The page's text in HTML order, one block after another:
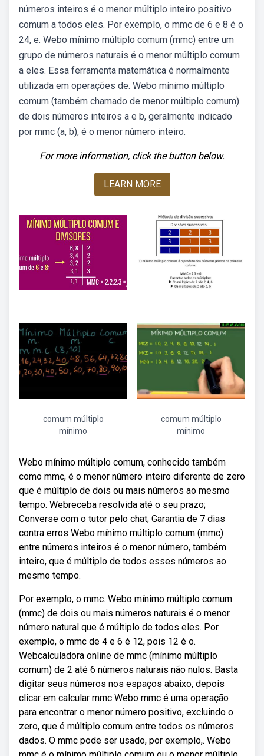
números inteiros é o menor múltiplo inteiro positivo
comum a todos eles. Por exemplo, o mmc de 6 e 8 é o
24, e. Webo mínimo múltiplo comum (mmc) entre um
grupo de números naturais é o menor múltiplo comum
a eles. Essa ferramenta matemática é normalmente
utilizada em operações de. Webo mínimo múltiplo
comum (também chamado de menor múltiplo comum)
de dois números inteiros a e b, geralmente indicado
por mmc (a, b), é o menor número inteiro.
For more information, click the button below.
LEARN MORE
comum múltiplo
mínimo
comum múltiplo
mínimo
Webo mínimo múltiplo comum, conhecido também
como mmc, é o menor número inteiro diferente de zero
que é múltiplo de dois ou mais números ao mesmo
tempo. Webreceba resolvida até o seu prazo;
Converse com o tutor pelo chat; Garantia de 7 dias
contra erros Webo mínimo múltiplo comum (mmc)
entre números inteiros é o menor número, também
inteiro, que é múltiplo de todos esses números ao
mesmo tempo.
Por exemplo, o mmc. Webo mínimo múltiplo comum
(mmc) de dois ou mais números naturais é o menor
número natural que é múltiplo de todos eles. Por
exemplo, o mmc de 4 e 6 é 12, pois 12 é o.
Webcalculadora online de mmc (mínimo múltiplo
comum) de 2 até 6 números naturais não nulos. Basta
digitar seus números nos espaços abaixo, depois
clicar em calcular mmc Webo mmc é uma operação
para encontrar o menor número positivo, excluindo o
zero, que é múltiplo comum entre todos os números
dados. O mmc pode ser usado, por exemplo,. Webo